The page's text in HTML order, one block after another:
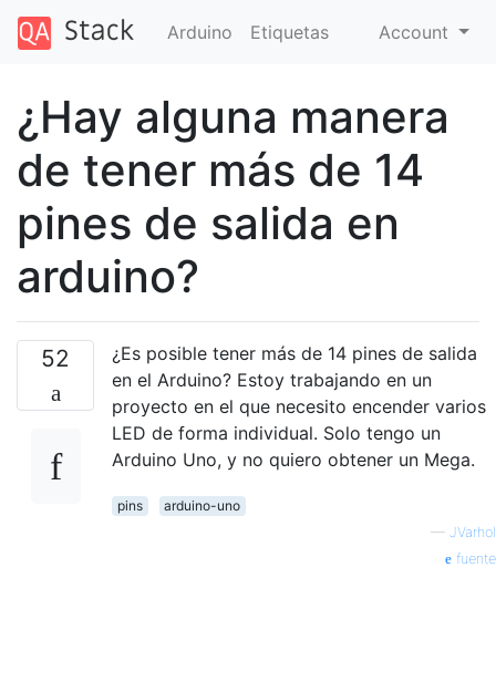
Arduino Etiquetas Account
¿Hay alguna manera
de tener más de 14
pines de salida en
arduino?
52
¿Es posible tener más de 14 pines de salida
en el Arduino? Estoy trabajando en un
proyecto en el que necesito encender varios
LED de forma individual. Solo tengo un
Arduino Uno, y no quiero obtener un Mega.
pins
arduino-uno
— JVarhol
fuente